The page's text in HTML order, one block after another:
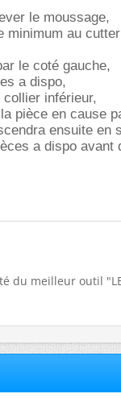
le moussage,
minimum au
le coté gauche,
a dispo,
inférieur,
pièce en cause
ensuite en
a dispo avant
du meilleur outil "LE